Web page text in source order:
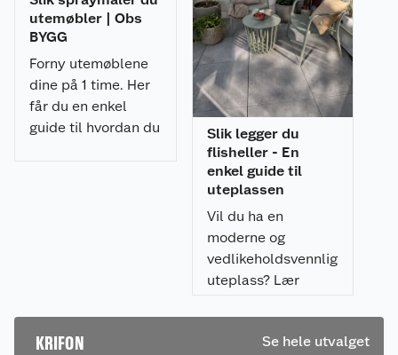
utemøbler | Obs
BYGG
Forny utemøblene
dine på 1 time. Her
får du en enkel
guide til hvordan du
Slik legger du
flisheller - En
enkel guide til
uteplassen
Vil du ha en
moderne og
vedlikeholdsvennlig
uteplass? Lær
flisheller på
pidestaller enkelt,
KRIFON Se hele utvalget